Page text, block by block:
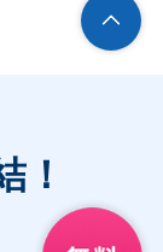
！